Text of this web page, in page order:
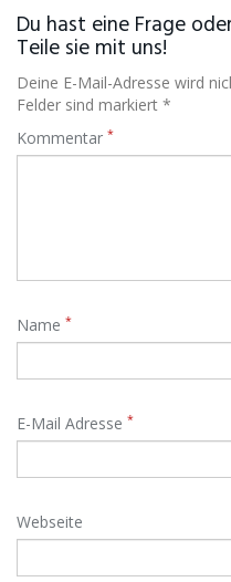
Du hast eine Frage
Teile sie mit uns!
Deine E-Mail-Adresse wird
Felder sind markiert *
Kommentar *
Name *
E-Mail Adresse *
Webseite